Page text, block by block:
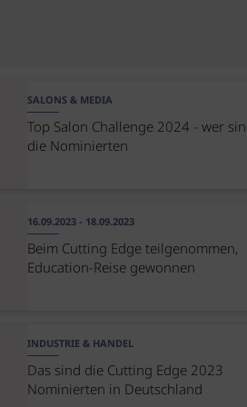
SALONS & MEDIA
Top Salon Challenge 2024 - wer
die Nominierten
16.09.2023 - 18.09.2023
Beim Cutting Edge teilgenommen,
Education-Reise gewonnen
INDUSTRIE & HANDEL
Das sind die Cutting Edge 2023
Nominierten in Deutschland